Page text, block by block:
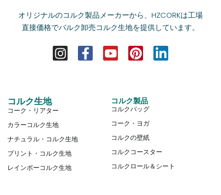
オリジナルのコルク製品メーカーから、HZCORKは工場
直接価格でバルク卸売コルク生地を提供しています。
コルク生地
コーク・リアター
カラーコルク生地
ナチュラル・コルク生地
プリント・コルク生地
レインボーコルク生地
コルク製品
コルクバッグ
コーク・ヨガ
コルクの壁紙
コルクコースター
コルクロール＆シート